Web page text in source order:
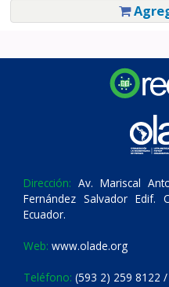
Dirección: Av. Mariscal
Fernández Salvador
Ecuador.
Web: www.olade.org
Teléfono: (593 2) 259 8122